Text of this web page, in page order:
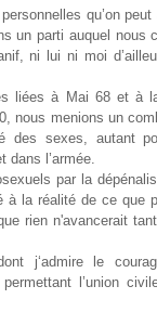
qu’on
un parti auquel
ni lui ni moi
liées à Mai 68 et
nous menions un
des sexes, autant
dans l’armée.
par la
à la réalité de ce
rien n'avancerait
j‘admire le
l’union